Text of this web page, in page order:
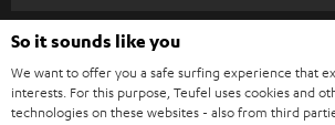
e
l
d
HEIMKINO
HEIMKINO-KOMPLETTANLAGEN
Unternehmen
SUPPORT
Teufel Onlineshops
So it sounds like you
We want to offer you a safe surfing experience that
interests. For this purpose, Teufel uses cookies and
technologies on these websites - also from third